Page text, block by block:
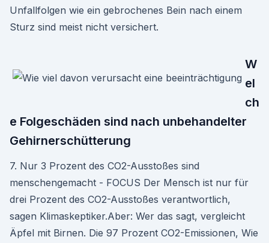
Unfallfolgen wie ein gebrochenes Bein nach einem
Sturz sind meist nicht versichert.
W
el
ch
e Folgeschäden sind nach unbehandelter
Gehirnerschütterung
7. Nur 3 Prozent des CO2-Ausstoßes sind
menschengemacht - FOCUS Der Mensch ist nur für
drei Prozent des CO2-Ausstoßes verantwortlich,
sagen Klimaskeptiker.Aber: Wer das sagt, vergleicht
Äpfel mit Birnen. Die 97 Prozent CO2-Emissionen, Wie